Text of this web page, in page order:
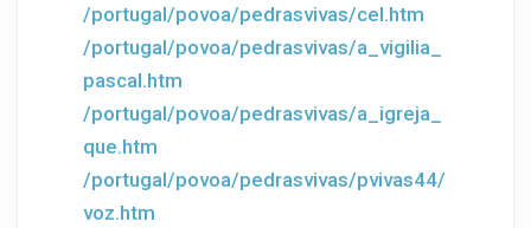
/portugal/povoa/pedrasvivas/cel.htm
/portugal/povoa/pedrasvivas/a_vigilia_
pascal.htm
/portugal/povoa/pedrasvivas/a_igreja_
que.htm
/portugal/povoa/pedrasvivas/pvivas44/
voz.htm